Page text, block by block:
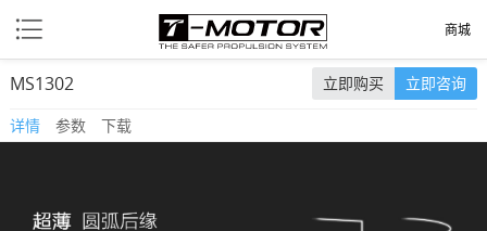
商城
MS1302 立即咨询
立即购买
详情 参数 下载